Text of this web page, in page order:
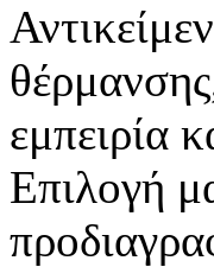
εμπειρία
Επιλογή